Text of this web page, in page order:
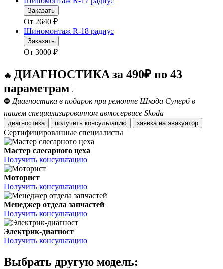
Заказать
От 2640 ₽
Шиномонтаж R-18 радиус
Заказать
От 3000 ₽
🔥 ДИАГНОСТИКА за 490₽ по 43
параметрам .
⛔ Диагностика в подарок при ремонте Шкода Суперб в
нашем специализированном автосервисе Skoda
диагностика получить консультацию заявка на эвакуатор
Сертифицированные специалисты
Мастер слесарного цеха
Получить консультацию
Моторист
Получить консультацию
Менеджер отдела запчастей
Получить консультацию
Электрик-диагност
Получить консультацию
Выбрать другую модель: